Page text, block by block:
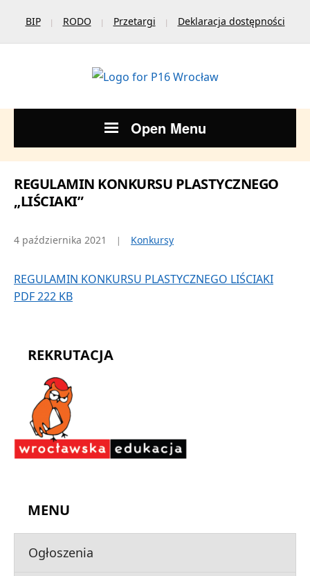
BIP RODO Przetargi Deklaracja dostępności
Open Menu
REKRUTACJA
MENU
Ogłoszenia
REGULAMIN KONKURSU PLASTYCZNEGO
„LIŚCIAKI”
4 października 2021 Konkursy
REGULAMIN KONKURSU PLASTYCZNEGO LIŚCIAKI
PDF 222 KB